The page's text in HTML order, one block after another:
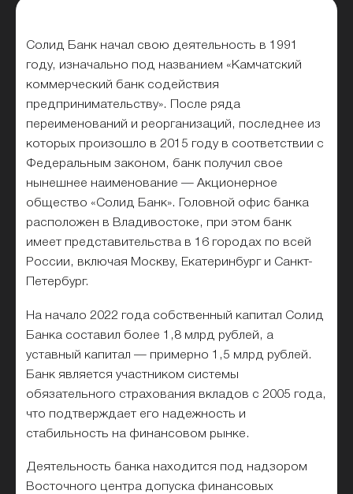
Солид Банк начал свою деятельность в 1991
году, изначально под названием «Камчатский
коммерческий банк содействия
предпринимательству». После ряда
переименований и реорганизаций, последнее из
которых произошло в 2015 году в соответствии с
Федеральным законом, банк получил свое
нынешнее наименование — Акционерное
общество «Солид Банк». Головной офис банка
расположен в Владивостоке, при этом банк
имеет представительства в 16 городах по всей
России, включая Москву, Екатеринбург и Санкт-
Петербург.
На начало 2022 года собственный капитал Солид
Банка составил более 1,8 млрд рублей, а
уставный капитал — примерно 1,5 млрд рублей.
Банк является участником системы
обязательного страхования вкладов с 2005 года,
что подтверждает его надежность и
стабильность на финансовом рынке.
Деятельность банка находится под надзором
Восточного центра допуска финансовых